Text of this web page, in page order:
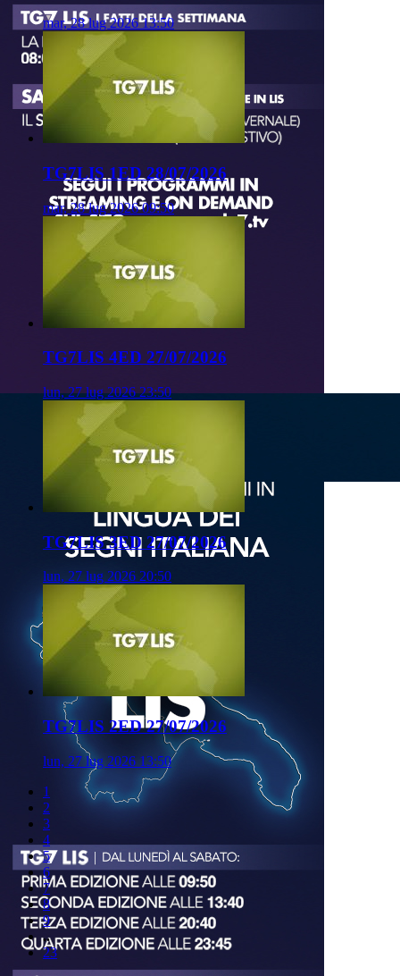
mar, 28 lug 2026 13:50
TG7LIS 1ED 28/07/2026
mar, 28 lug 2026 09:50
TG7LIS 4ED 27/07/2026
lun, 27 lug 2026 23:50
TG7LIS 3ED 27/07/2026
lun, 27 lug 2026 20:50
TG7LIS 2ED 27/07/2026
lun, 27 lug 2026 13:50
1
2
3
4
5
6
7
8
9
..
23